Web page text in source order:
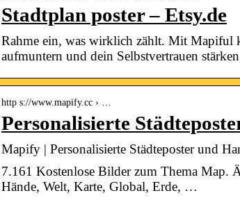
Stadtplan poster – Etsy.de
Rahme ein, was wirklich zählt. Mit Mapiful
aufmuntern und dein Selbstvertrauen
http s://www.mapify.cc › …
Personalisierte
Mapify | Personalisierte Städteposter und
7.161 Kostenlose Bilder zum Thema Map.
Hände, Welt, Karte, Global, Erde, …